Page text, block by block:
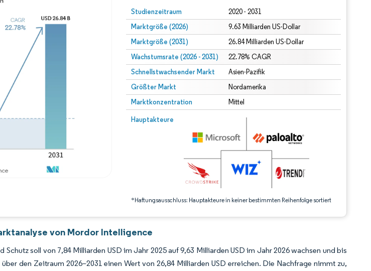
Studienzeitraum 2020 - 2031
Marktgröße (2026) 9.63 Milliarden US-Dollar
Marktgröße (2031) 26.84 Milliarden US-Dollar
Wachstumsrate (2026 - 2031) 22.78% CAGR
Schnellstwachsender Markt Asien-Pazifik
Größter Markt Nordamerika
Marktkonzentration Mittel
Hauptakteure
*Haftungsausschluss: Hauptakteure in keiner bestimmten Reihenfolge sortiert
Bild © Mordor Intelligence. Wiederverwendung erfordert Namensnennung gemäß CC BY 4.0.
Bild © Mordor Intelligence. Wiederverwendung erfordert Namensnennung gemäß CC BY 4.0.
von Mordor Intelligence
soll von 7,84 Milliarden USD im Jahr 2025 auf 9,63 Milliarden USD im Jahr 2026 wachsen und bis
den Zeitraum 2026–2031 einen Wert von 26,84 Milliarden USD erreichen. Die Nachfrage nimmt zu,